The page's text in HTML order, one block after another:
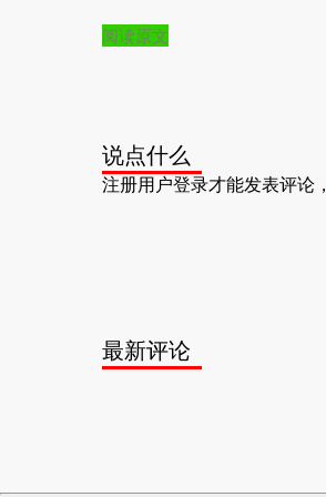
阅读原文
说点什么
注册用户登录才能发表评论，
最新评论